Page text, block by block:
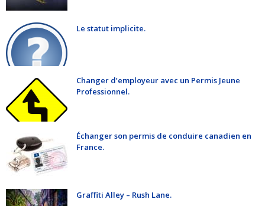
Le statut implicite.
Changer d’employeur avec un Permis Jeune
Professionnel.
Échanger son permis de conduire canadien en
France.
Graffiti Alley – Rush Lane.